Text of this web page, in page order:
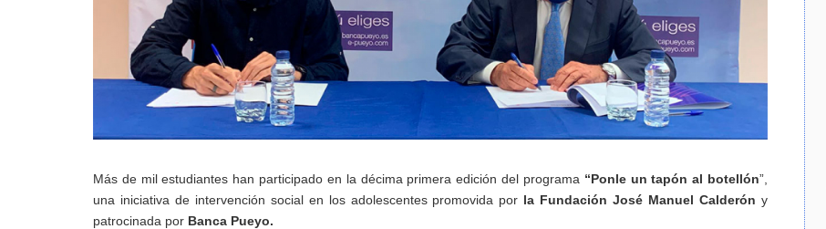
Más de mil estudiantes han participado en la décima primera edición del programa “Ponle un tapón al botellón”,
una iniciativa de intervención social en los adolescentes promovida por la Fundación José Manuel Calderón y
patrocinada por Banca Pueyo.